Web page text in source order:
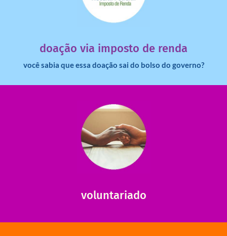
doação via imposto de renda
você sabia que essa doação sai do bolso do governo?
imposto de renda para uma instituição e que esse
dinheiro deixa de ir para o governo?
voluntariado
ajudar com certos assuntos. Entre em contato conosco e
saiba como nos ajudar.
saiba mais